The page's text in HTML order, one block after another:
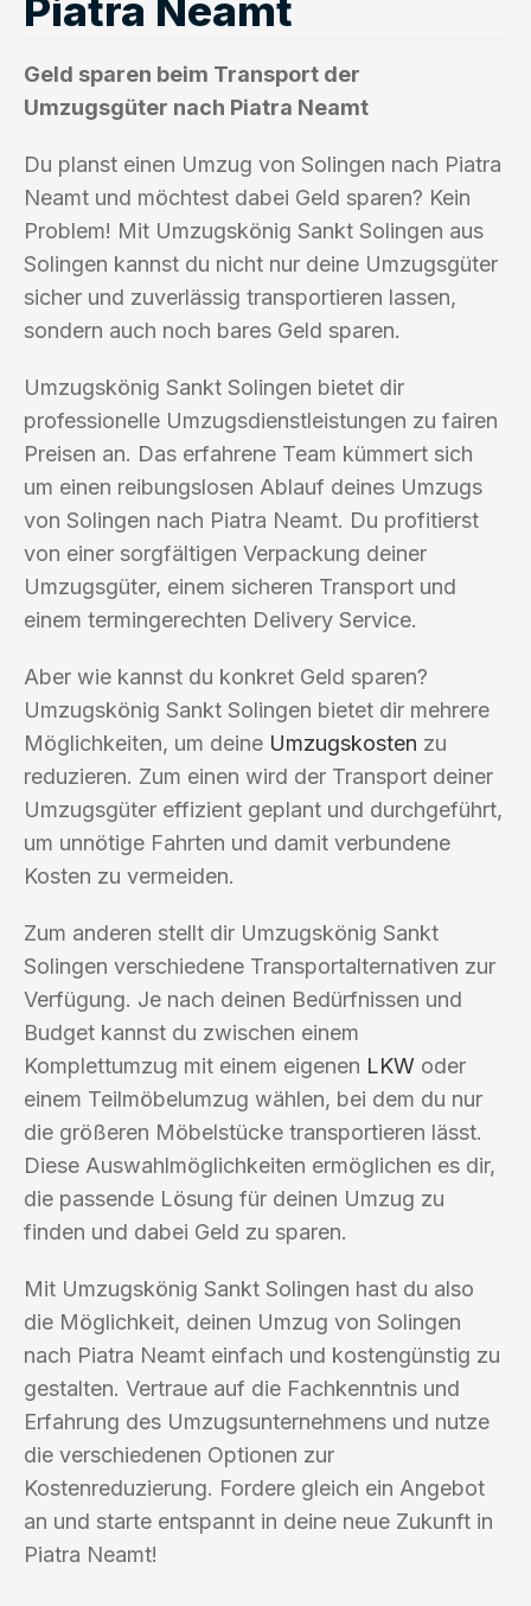
Piatra Neamt
Geld sparen beim Transport der
Umzugsgüter nach Piatra Neamt
Du planst einen Umzug von Solingen nach Piatra
Neamt und möchtest dabei Geld sparen? Kein
Problem! Mit Umzugskönig Sankt Solingen aus
Solingen kannst du nicht nur deine Umzugsgüter
sicher und zuverlässig transportieren lassen,
sondern auch noch bares Geld sparen.
Umzugskönig Sankt Solingen bietet dir
professionelle Umzugsdienstleistungen zu fairen
Preisen an. Das erfahrene Team kümmert sich
um einen reibungslosen Ablauf deines Umzugs
von Solingen nach Piatra Neamt. Du profitierst
von einer sorgfältigen Verpackung deiner
Umzugsgüter, einem sicheren Transport und
einem termingerechten Delivery Service.
Aber wie kannst du konkret Geld sparen?
Umzugskönig Sankt Solingen bietet dir mehrere
Möglichkeiten, um deine Umzugskosten zu
reduzieren. Zum einen wird der Transport deiner
Umzugsgüter effizient geplant und durchgeführt,
um unnötige Fahrten und damit verbundene
Kosten zu vermeiden.
Zum anderen stellt dir Umzugskönig Sankt
Solingen verschiedene Transportalternativen zur
Verfügung. Je nach deinen Bedürfnissen und
Budget kannst du zwischen einem
Komplettumzug mit einem eigenen LKW oder
einem Teilmöbelumzug wählen, bei dem du nur
die größeren Möbelstücke transportieren lässt.
Diese Auswahlmöglichkeiten ermöglichen es dir,
die passende Lösung für deinen Umzug zu
finden und dabei Geld zu sparen.
Mit Umzugskönig Sankt Solingen hast du also
die Möglichkeit, deinen Umzug von Solingen
nach Piatra Neamt einfach und kostengünstig zu
gestalten. Vertraue auf die Fachkenntnis und
Erfahrung des Umzugsunternehmens und nutze
die verschiedenen Optionen zur
Kostenreduzierung. Fordere gleich ein Angebot
an und starte entspannt in deine neue Zukunft in
Piatra Neamt!